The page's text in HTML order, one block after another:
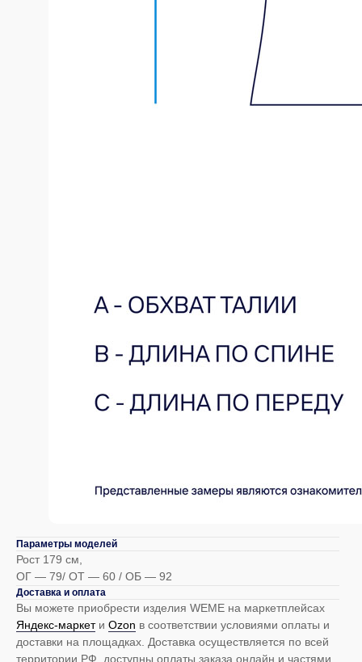
Параметры моделей
Рост 179 см,
ОГ — 79/ ОТ — 60 / ОБ — 92
Доставка и оплата
Вы можете приобрести изделия WEME на маркетплейсах
Яндекс-маркети Оzon в соответствии условиями оплаты и
доставки на площадках. Доставка осуществляется по всей
территории РФ, доступны оплаты заказа онлайн и частями.
Купить на маркетплейсах
Оставьте свой e-mail и мы сообщим
Я даю согласие на получение email-рассылки
ЯНДЕКС.МАРКЕТ